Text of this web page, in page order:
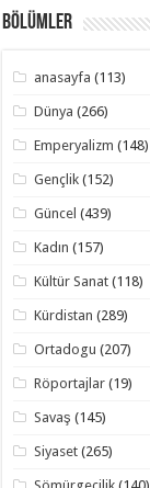
Bölümler
anasayfa (113)
Dünya (266)
Emperyalizm (148)
Gençlik (152)
Güncel (439)
Kadın (157)
Kültür Sanat (118)
Kürdistan (289)
Ortadogu (207)
Röportajlar (19)
Savaş (145)
Siyaset (265)